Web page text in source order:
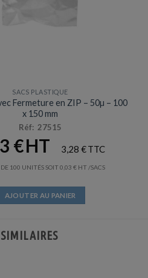
SACS PLASTIQUE
Fermeture en ZIP – 50µ – 100
x 150 mm
Réf: 27515
€ 3,28€
100 UNITÉS SOIT 0,03€ /SACS
AJOUTER AU PANIER